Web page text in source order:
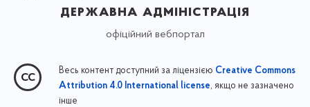
державна адміністрація
офіційний вебпортал
Весь контент доступний за ліцензією Creative Commons
Attribution 4.0 International license, якщо не зазначено
інше